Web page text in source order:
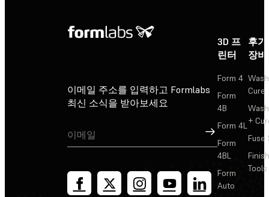
이메일 주소를 입력하고 Formlabs
최신 소식을 받아보세요
가입
3D 프
린터
Form 4
Form
4B
Form 4L
Form
4BL
Form
Auto
후
장비
Cure
+
Fuse
Tools